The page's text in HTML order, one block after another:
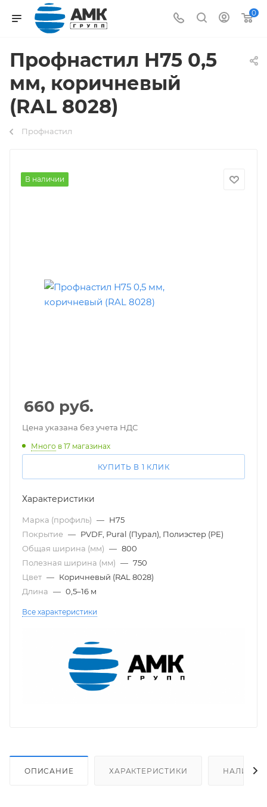
0
Профнастил Н75 0,5
мм, коричневый
(RAL 8028)
Профнастил
В наличии
660 руб.
Цена указана без учета НДС
Много в 17 магазинах
КУПИТЬ В 1 КЛИК
Характеристики
Марка (профиль) — Н75
Покрытие — PVDF, Pural (Пурал), Полиэстер (PE)
Общая ширина (мм) — 800
Полезная ширина (мм) — 750
Цвет — Коричневый (RAL 8028)
Длина — 0,5–16 м
Все характеристики
ОПИСАНИЕ ХАРАКТЕРИСТИКИ НАЛИЧИЕ